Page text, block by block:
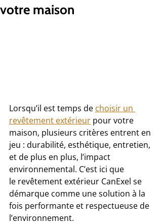
votre maison
Lorsqu’il est temps de choisir un
revêtement extérieur pour votre
maison, plusieurs critères entrent en
jeu : durabilité, esthétique, entretien,
et de plus en plus, l’impact
environnemental. C’est ici que
le revêtement extérieur CanExel se
démarque comme une solution à la
fois performante et respectueuse de
l’environnement.